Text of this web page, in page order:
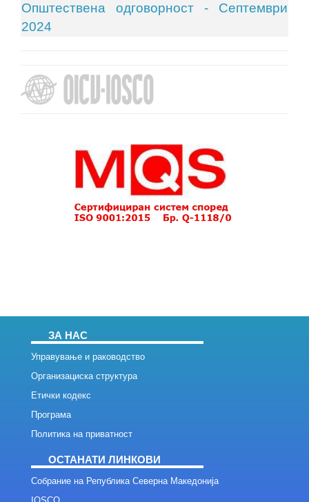
Општествена одговорност - Септември
2024
ЗА НАС
Управување и раководство
Организациска структура
Етички кодекс
Програма
Политика на приватност
ОСТАНАТИ ЛИНКОВИ
Собрание на Република Северна Македонија